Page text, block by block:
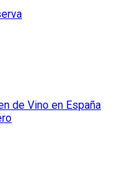
de Vino en España